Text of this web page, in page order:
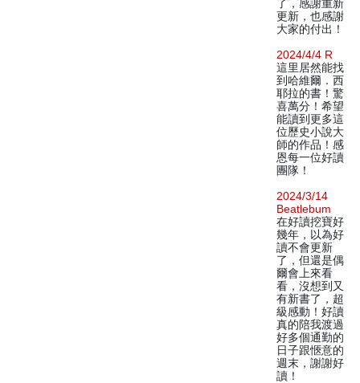
了，感謝重新
更新，也感謝
大家的付出！
2024/4/4 R
這里居然能找
到哈維爾．西
耶拉的書！驚
喜萬分！希望
能讀到更多這
位歷史小說大
師的作品！感
恩每一位好讀
團隊！
2024/3/14
Beatlebum
在好讀挖寶好
幾年，以為好
讀不會更新
了，但還是偶
爾會上來看
看，沒想到又
有新書了，超
級感動！好讀
真的陪我渡過
好多個通勤的
日子跟愜意的
週末，謝謝好
讀！